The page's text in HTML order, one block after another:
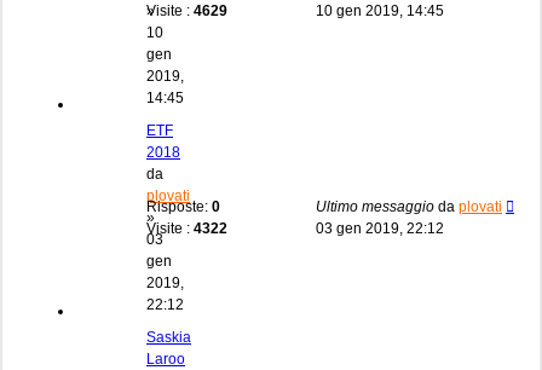
»
10
gen
2019,
14:45
Visite : 4629
10 gen 2019, 14:45
ETF
2018
da
plovati
»
03
gen
2019,
22:12
Risposte: 0
Visite : 4322
Ultimo messaggio da plovati
03 gen 2019, 22:12
Saskia
Laroo